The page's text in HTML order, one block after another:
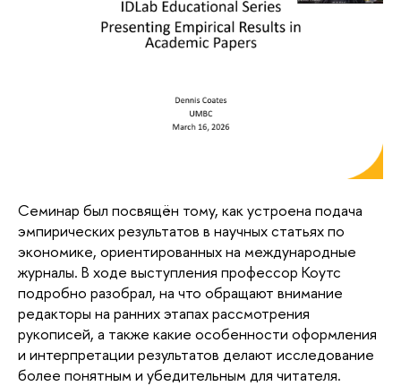
Семинар был посвящён тому, как устроена подача
эмпирических результатов в научных статьях по
экономике, ориентированных на международные
журналы. В ходе выступления профессор Коутс
подробно разобрал, на что обращают внимание
редакторы на ранних этапах рассмотрения
рукописей, а также какие особенности оформления
и интерпретации результатов делают исследование
более понятным и убедительным для читателя.